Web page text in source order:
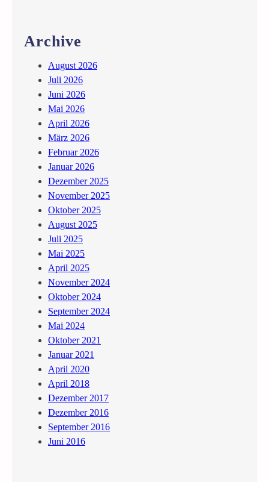
t
l
n
Archive
August 2026
Juli 2026
Juni 2026
Mai 2026
April 2026
März 2026
Februar 2026
Januar 2026
Dezember 2025
November 2025
Oktober 2025
August 2025
Juli 2025
Mai 2025
April 2025
November 2024
Oktober 2024
September 2024
Mai 2024
Oktober 2021
Januar 2021
April 2020
April 2018
Dezember 2017
Dezember 2016
September 2016
Juni 2016